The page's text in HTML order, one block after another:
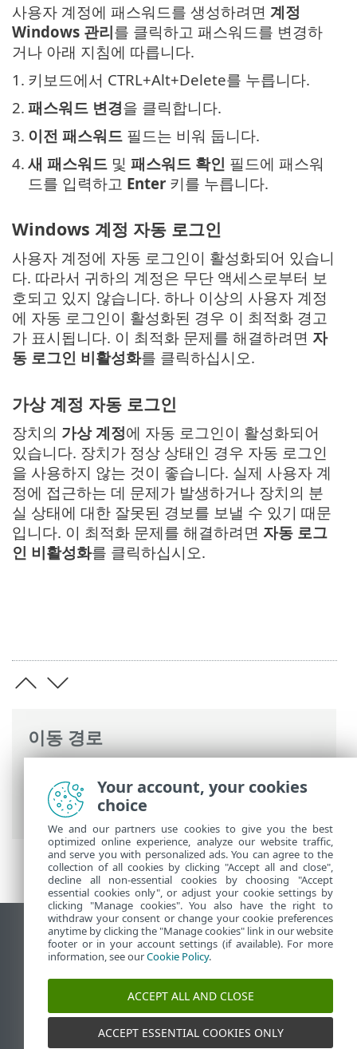
이동 경로
Security >ESET Small Business Security
운용>설정>보안 도구
사용자 계정에 패스워드를 생성하려면 계정
Windows 관리를 클릭하고 패스워드를 변경하
거나 아래 지침에 따릅니다.
1. 키보드에서 CTRL+Alt+Delete를 누릅니다.
2. 패스워드 변경을 클릭합니다.
3. 이전 패스워드 필드는 비워 둡니다.
4. 새 패스워드 및 패스워드 확인 필드에 패스워
드를 입력하고 Enter 키를 누릅니다.
Windows 계정 자동 로그인
사용자 계정에 자동 로그인이 활성화되어 있습니
다. 따라서 귀하의 계정은 무단 액세스로부터 보
호되고 있지 않습니다. 하나 이상의 사용자 계정
에 자동 로그인이 활성화된 경우 이 최적화 경고
가 표시됩니다. 이 최적화 문제를 해결하려면 자
동 로그인 비활성화를 클릭하십시오.
가상 계정 자동 로그인
장치의 가상 계정에 자동 로그인이 활성화되어
있습니다. 장치가 정상 상태인 경우 자동 로그인
을 사용하지 않는 것이 좋습니다. 실제 사용자 계
정에 접근하는 데 문제가 발생하거나 장치의 분
실 상태에 대한 잘못된 경보를 보낼 수 있기 때문
입니다. 이 최적화 문제를 해결하려면 자동 로그
인 비활성화를 클릭하십시오.
데스크톱 사이트 보기
End of Life
ESET 지식 베이스
ESET Status Portal
국가별 지원
Your account, your cookies
choice
We and our partners use cookies to give you the best
optimized online experience, analyze our website traffic,
and serve you with personalized ads. You can agree to the
collection of all cookies by clicking "Accept all and close",
decline all non-essential cookies by choosing "Accept
essential cookies only", or adjust your cookie settings by
clicking "Manage cookies". You also have the right to
withdraw your consent or change your cookie preferences
anytime by clicking the "Manage cookies" link in our website
footer or in your account settings (if available). For more
information, see ourCookie Policy.
ACCEPT ALL AND CLOSE
ACCEPT ESSENTIAL COOKIES ONLY